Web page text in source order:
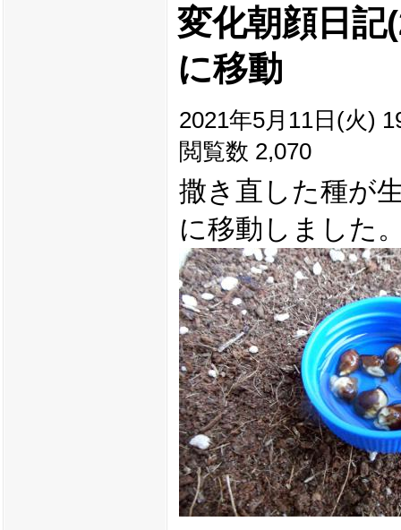
変化朝顔日記
に移動
2021年5月11日(火)
閲覧数 2,070
撒き直した種が
に移動しました